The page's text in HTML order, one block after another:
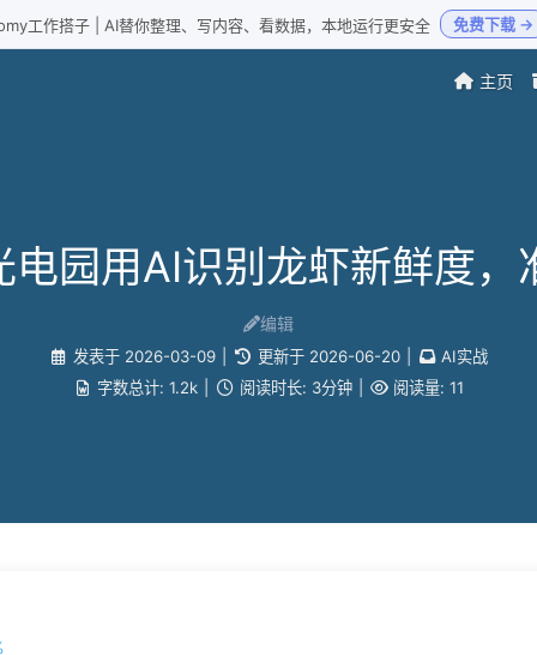
工作搭子 | AI替你整理、写内容、看数据，本地运行更安全 免费下载 →
主页
电园用AI识别龙虾新鲜度，
编辑
发表于 2026-03-09 更新于 2026-06-20
AI实战
字数总计: 1.2k 阅读时长: 3分钟 阅读量: 11